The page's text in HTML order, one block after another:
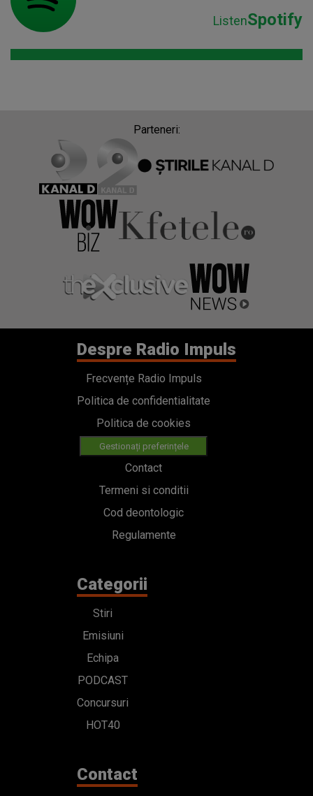
ListenSpotify
Parteneri:
Despre Radio Impuls
Frecvențe Radio Impuls
Politica de confidentialitate
Politica de cookies
Gestionați preferințele
Contact
Termeni si conditii
Cod deontologic
Regulamente
Categorii
Stiri
Emisiuni
Echipa
PODCAST
Concursuri
HOT40
Contact